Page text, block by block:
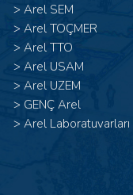
> Arel SEM
> Arel TOÇMER
> Arel TTO
> Arel USAM
> Arel UZEM
> GENÇ Arel
> Arel Laboratuvarları